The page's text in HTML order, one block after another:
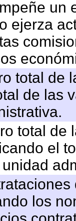
un
ejerza
total de
de las
total de
el
los